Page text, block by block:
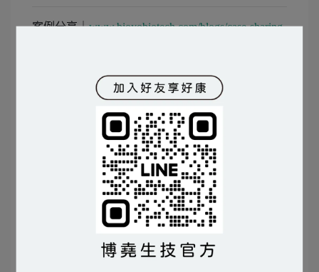
案例分享｜www.bioyobiotech.com/blogs/case-sharing-
www.pinkoi.com/store/bioyo-biotech
博堯團隊將繼續努力開發更多優質的益生菌相關產
BIOYO益生菌茶葉貓砂